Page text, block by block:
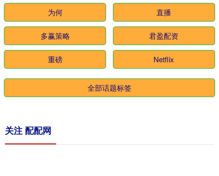
为何 直播
多赢策略 君盈配资
重磅 Netflix
全部话题标签
关注 配配网